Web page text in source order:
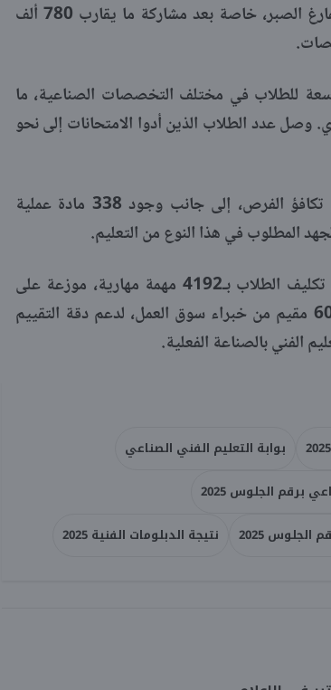
ينتظر الطلاب ظهور نتيجة الدبلومات الفنية 2025 بفارغ الصبر، خاصة بعد مشاركة ما يقارب 780 ألف
الفنية 2025 مشاركة موسعة للطلاب في مختلف التخصصات الصناعية، ما
عدد الطلاب الذين أدوا الامتحانات إلى نحو
اعتمدت الوزارة على بنك أسئلة مركزي موحد لضمان تكافؤ الفرص، إلى جانب وجود 338 مادة عملية
واكب قطاع الصناعات تطوير المناهج وذلك من خلال تكليف الطلاب بـ4192 مهمة مهارية، موزعة على
113 برنامجًا تدريبيًا، كما شارك في التقييم قرابة 6000 مقيم من خبراء سوق العمل، لدعم دقة التقييم
الفني بالصناعة الفعلية.​​​​​​​
بوابة التعليم الفني الصناعي
برقم الجلوس 2025
2025
نتيجة الدبلومات الفنية 2025